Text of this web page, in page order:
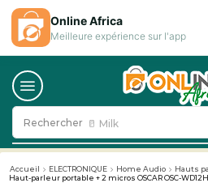
Rechercher 🥛 Milk
Accueil ELECTRONIQUE Home Audio
Hauts
Haut-parleur portable + 2 micros OSCAR OSC-
Online Africa
Meilleure expérience sur l'app